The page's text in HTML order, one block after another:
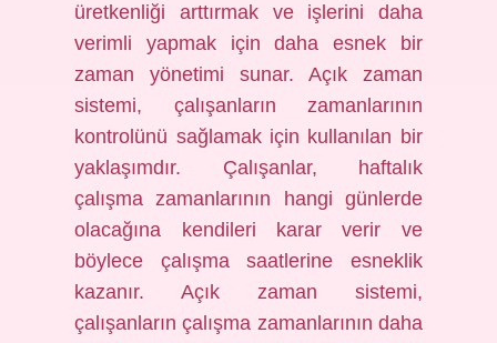
üretkenliği arttırmak ve işlerini daha
verimli yapmak için daha esnek bir
zaman yönetimi sunar. Açık zaman
sistemi, çalışanların zamanlarının
kontrolünü sağlamak için kullanılan bir
yaklaşımdır. Çalışanlar, haftalık
çalışma zamanlarının hangi günlerde
olacağına kendileri karar verir ve
böylece çalışma saatlerine esneklik
kazanır. Açık zaman sistemi,
çalışanların çalışma zamanlarının daha